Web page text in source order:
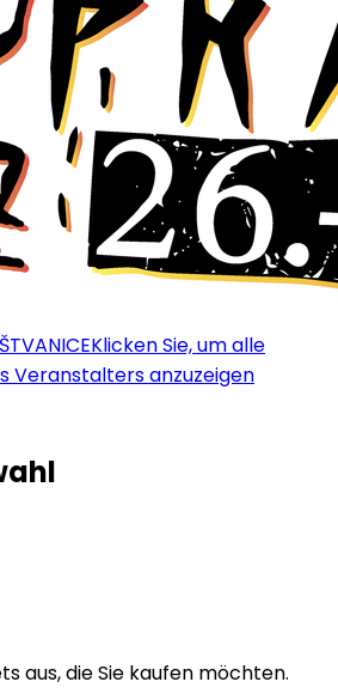
Klicken Sie, um alle
Veranstalters anzuzeigen
aus, die Sie kaufen möchten.